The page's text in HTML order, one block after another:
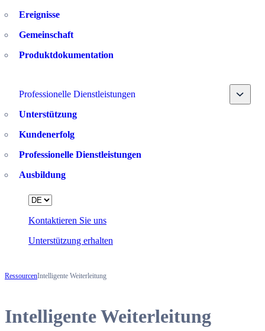
Ereignisse
Gemeinschaft
Produktdokumentation
Professionelle Dienstleistungen Toggle
Unterstützung
Kundenerfolg
Professionelle Dienstleistungen
Ausbildung
Kontaktieren Sie uns
Unterstützung erhalten
Language
RessourcenIntelligente Weiterleitung
Intelligente Weiterleitung